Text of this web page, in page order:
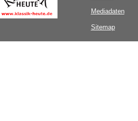
Mediadaten
Sitemap